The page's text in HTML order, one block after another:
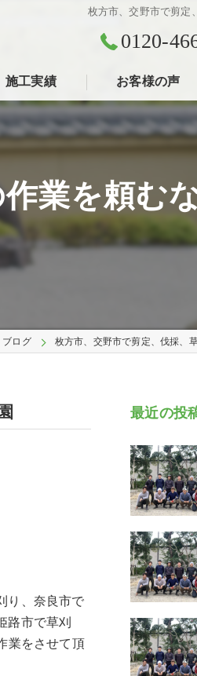
枚方市、交野市で剪
0120-
施工実績 お客様の声
作業を頼
ブログ 枚方市、交野市で剪定、伐採、
り、奈良市で
路市で草刈
業をさせて頂
最近の投